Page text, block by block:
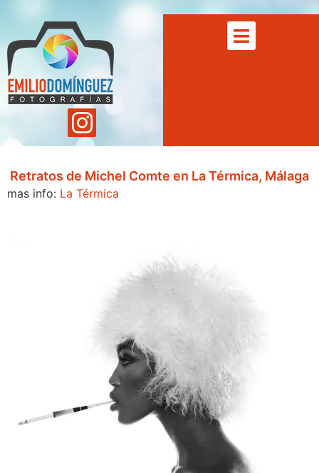
Retratos de Michel Comte en La Térmica, Málaga
mas info: La Térmica